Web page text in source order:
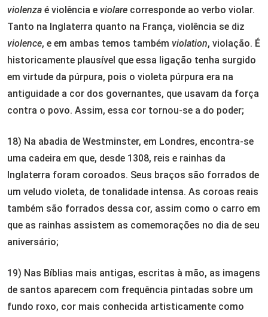
violenza é violência e violare corresponde ao verbo violar.
Tanto na Inglaterra quanto na França, violência se diz
violence, e em ambas temos também violation, violação. É
historicamente plausível que essa ligação tenha surgido
em virtude da púrpura, pois o violeta púrpura era na
antiguidade a cor dos governantes, que usavam da força
contra o povo. Assim, essa cor tornou-se a do poder;
18) Na abadia de Westminster, em Londres, encontra-se
uma cadeira em que, desde 1308, reis e rainhas da
Inglaterra foram coroados. Seus braços são forrados de
um veludo violeta, de tonalidade intensa. As coroas reais
também são forrados dessa cor, assim como o carro em
que as rainhas assistem as comemorações no dia de seu
aniversário;
19) Nas Bíblias mais antigas, escritas à mão, as imagens
de santos aparecem com frequência pintadas sobre um
fundo roxo, cor mais conhecida artisticamente como